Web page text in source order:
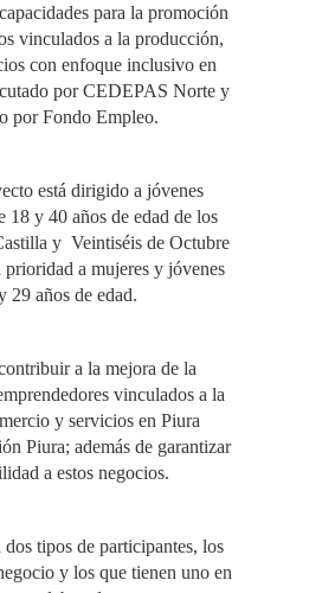
para la promoción
vinculados a la producción,
con enfoque inclusivo en
por CEDEPAS Norte y
por Fondo Empleo.
está dirigido a jóvenes
18 y 40 años de edad de los
y Veintiséis de Octubre
prioridad a mujeres y jóvenes
29 años de edad.
a la mejora de la
vinculados a la
y servicios en Piura
Piura; además de garantizar
a estos negocios.
tipos de participantes, los
y los que tienen uno en